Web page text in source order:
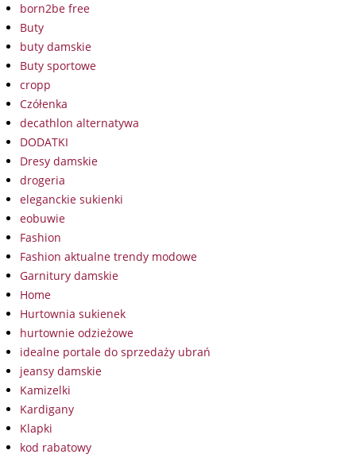
born2be free
Buty
buty damskie
Buty sportowe
cropp
Czółenka
decathlon alternatywa
DODATKI
Dresy damskie
drogeria
eleganckie sukienki
eobuwie
Fashion
Fashion aktualne trendy modowe
Garnitury damskie
Home
Hurtownia sukienek
hurtownie odzieżowe
idealne portale do sprzedaży ubrań
jeansy damskie
Kamizelki
Kardigany
Klapki
kod rabatowy